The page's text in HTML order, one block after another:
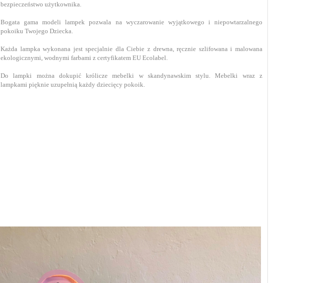
bezpieczeństwo użytkownika.
Bogata gama modeli lampek pozwala na wyczarowanie wyjątkowego i niepowtarzalnego
pokoiku Twojego Dziecka.
Każda lampka wykonana jest specjalnie dla Ciebie z drewna, ręcznie szlifowana i malowana
ekologicznymi, wodnymi farbami z certyfikatem EU Ecolabel.
Do lampki można dokupić królicze mebelki w skandynawskim stylu. Mebelki wraz z
lampkami pięknie uzupełnią każdy dziecięcy pokoik.